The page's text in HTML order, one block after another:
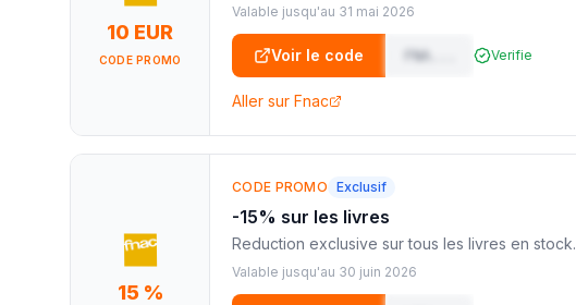
10 EUR
CODE PROMO
Valable jusqu'au 31 mai 2026
Voir le code FNA Verifie
Aller sur Fnac
15 %
CODE PROMO Exclusif
-15% sur les livres
Reduction exclusive sur tous les livres en stock.
Valable jusqu'au 30 juin 2026